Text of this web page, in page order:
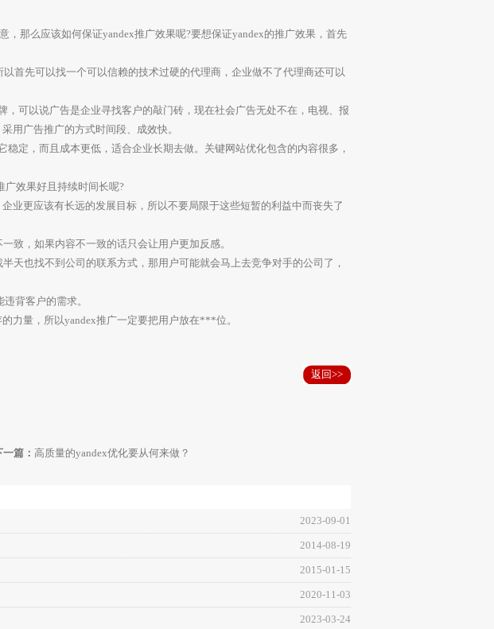
，那么应该如何保证yandex推广效果呢?要想保证yandex的推广效果，首先
先可以找一个可以信赖的技术过硬的代理商，企业做不了代理商还可以
可以说广告是企业寻找客户的敲门砖，现在社会广告无处不在，电视、报
用广告推广的方式时间段、成效快。
，而且成本更低，适合企业长期去做。关键网站优化包含的内容很多，
效果好且持续时间长呢?
更应该有长远的发展目标，所以不要局限于这些短暂的利益中而丧失了
，如果内容不一致的话只会让用户更加反感。
也找不到公司的联系方式，那用户可能就会马上去竞争对手的公司了，
背客户的需求。
量，所以yandex推广一定要把用户放在***位。
返回>>
一篇： 高质量的yandex优化要从何来做？
2023-09-01
2014-08-19
2015-01-15
2020-11-03
2023-03-24